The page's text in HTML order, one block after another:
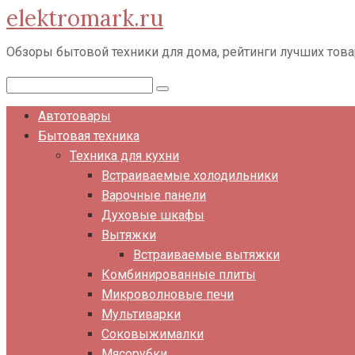
Перейти
к
контенту
elektromark.ru
Обзоры бытовой техники для дома, рейтинги лучших
Автотовары
Бытовая техника
Техника для кухни
Встраиваемые холодильники
Варочные панели
Духовые шкафы
Вытяжки
Встраиваемые вытяжки
Комбинированные плиты
Микроволновые печи
Мультиварки
Соковыжималки